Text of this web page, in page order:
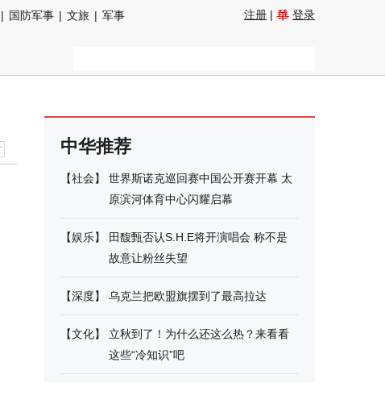
| 国防军事 | 文旅 | 军事
注册 | 登录
中华推荐
【社会】
世界斯诺克巡回赛中国公开赛开幕 太
原滨河体育中心闪耀启幕
【娱乐】
田馥甄否认S.H.E将开演唱会 称不是
故意让粉丝失望
【深度】 乌克兰把欧盟旗摆到了最高拉达
【文化】
立秋到了！为什么还这么热？来看看
这些“冷知识”吧